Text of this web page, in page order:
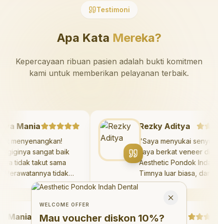
Testimoni
Apa Kata Mereka?
Kepercayaan ribuan pasien adalah bukti komitmen
kami untuk memberikan pelayanan terbaik.
Mania
menyenangkan!
giginya sangat baik
saya tidak takut sama
Perawatannya tidak
dan saya bisa bermain
suka pergi ke dokter
sekarang! "
Rezky Aditya
"Saya menyukai
saya berkat veneer
Aesthetic Pondok
Timnya luar biasa,
hasilnya melebihi
saya. Saya
hari."
Welcome Offer
Mau voucher diskon <strong>10%</strong>?
WELCOME OFFER
Mau voucher diskon 10%?
Close